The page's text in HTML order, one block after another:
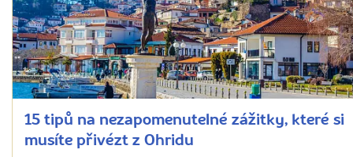
15 tipů na nezapomenutelné zážitky, které si
musíte přivézt z Ohridu